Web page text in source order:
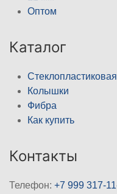
Оптом
Каталог
Колышки
Фибра
Как купить
Контакты
Телефон: +7 999 317-